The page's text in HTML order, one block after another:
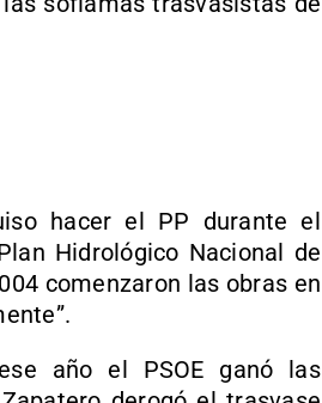
hacer el PP durante el
Hidrológico Nacional de
comenzaron las obras en
año el PSOE ganó las